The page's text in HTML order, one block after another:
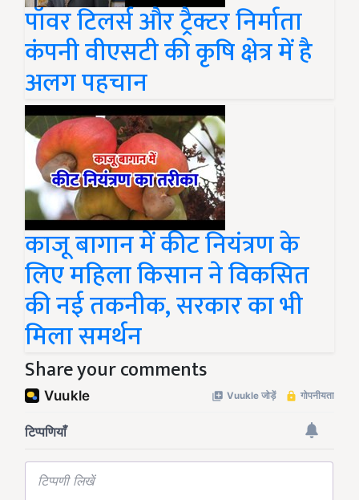
पॉवर टिलर्स और ट्रैक्टर निर्माता
कंपनी वीएसटी की कृषि क्षेत्र में है
अलग पहचान
काजू बागान में कीट नियंत्रण के
लिए महिला किसान ने विकसित
की नई तकनीक, सरकार का भी
मिला समर्थन
Share your comments